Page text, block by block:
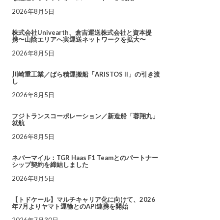
2026年8月5日
株式会社Univearth、倉吉運送株式会社と資本提
携〜山陰エリアへ実運送ネットワークを拡大〜
2026年8月5日
川崎重工業／ばら積運搬船「ARISTOS II」の引き渡
し
2026年8月5日
フジトランスコーポレーション／新造船「蓉翔丸」
就航
2026年8月5日
ネバーマイル：TGR Haas F1 Teamとのパートナー
シップ契約を締結しました
2026年8月5日
【トドケール】マルチキャリア化に向けて、2026
年7月よりヤマト運輸とのAPI連携を開始